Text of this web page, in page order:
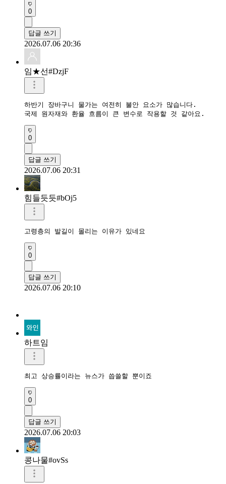
0
답글 쓰기
2026.07.06 20:36
임★선#DzjF
하반기 장바구니 물가는 여전히 불안 요소가 많습니다.
국제 원자재와 환율 흐름이 큰 변수로 작용할 것 같아요.
0
답글 쓰기
2026.07.06 20:31
힘들듯듯#bOj5
고령층의 발길이 몰리는 이유가 있네요
0
답글 쓰기
2026.07.06 20:10
하트임
최고 상승률이라는 뉴스가 씁쓸할 뿐이죠
0
답글 쓰기
2026.07.06 20:03
콩나물#ovSs